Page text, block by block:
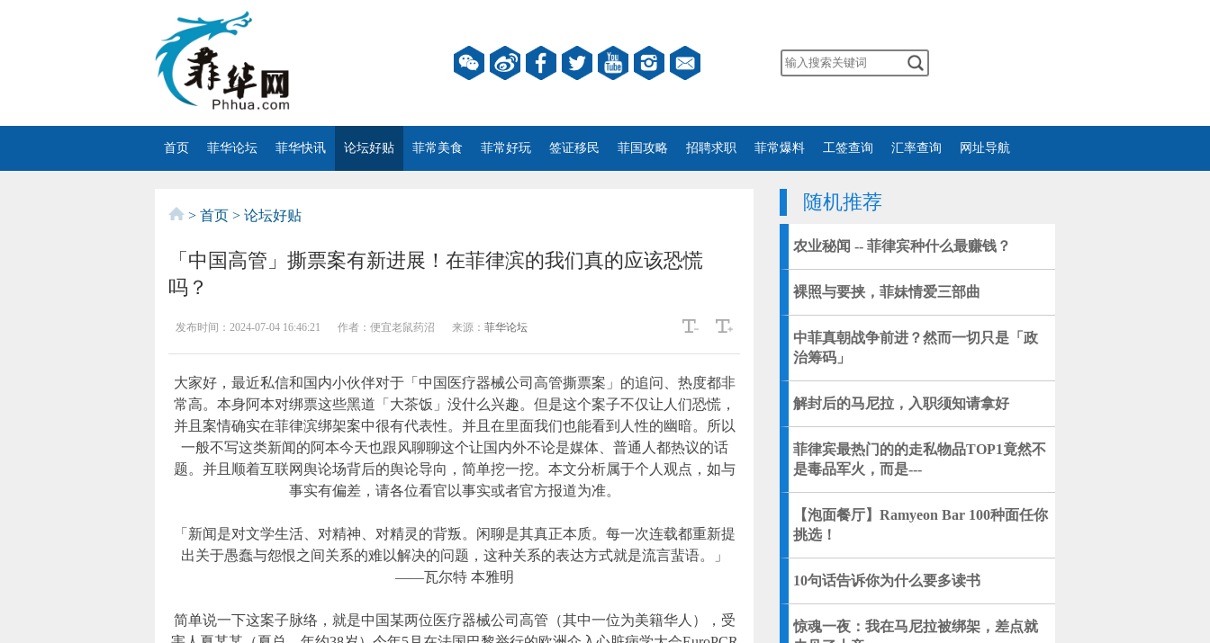
首页 菲华论坛 菲华快讯 论坛好贴 菲常美食 菲常好玩 签证移民 菲国攻略 招聘求职 菲常爆料 工签查询 汇率查询 网址导航
> 首页 > 论坛好贴
「中国高管」撕票案有新进展！在菲律滨的我们真的应该恐慌
吗？
发布时间： 2024-07-04 16:46:21 作者： 便宜老鼠药沼 来源： 菲华论坛
大家好，最近私信和国内小伙伴对于「中国医疗器械公司高管撕票案」的追问、热度都非
常高。本身阿本对绑票这些黑道「大茶饭」没什么兴趣。但是这个案子不仅让人们恐慌，
并且案情确实在菲律滨绑架案中很有代表性。并且在里面我们也能看到人性的幽暗。所以
一般不写这类新闻的阿本今天也跟风聊聊这个让国内外不论是媒体、普通人都热议的话
题。并且顺着互联网舆论场背后的舆论导向，简单挖一挖。本文分析属于个人观点，如与
事实有偏差，请各位看官以事实或者官方报道为准。
「新闻是对文学生活、对精神、对精灵的背叛。闲聊是其真正本质。每一次连载都重新提
出关于愚蠢与怨恨之间关系的难以解决的问题，这种关系的表达方式就是流言蜚语。」
——瓦尔特 本雅明
简单说一下这案子脉络，就是中国某两位医疗器械公司高管（其中一位为美籍华人），受
随机推荐
农业秘闻 -- 菲律宾种什么最赚钱？
裸照与要挟，菲妹情爱三部曲
中菲真朝战争前进？然而一切只是「政
治筹码」
解封后的马尼拉，入职须知请拿好
菲律宾最热门的的走私物品TOP1竟然不
是毒品军火，而是---
【泡面餐厅】Ramyeon Bar 100种面任你
挑选！
10句话告诉你为什么要多读书
惊魂一夜：我在马尼拉被绑架，差点就